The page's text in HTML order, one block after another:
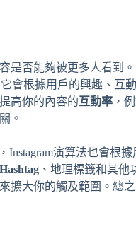
是否能夠被更多人看到
會根據用戶的興趣、互
高你的內容的互動率 ，
。
Instagram演算法也會根
Hashtag 、地理標籤和其
擴大你的觸及範圍。總